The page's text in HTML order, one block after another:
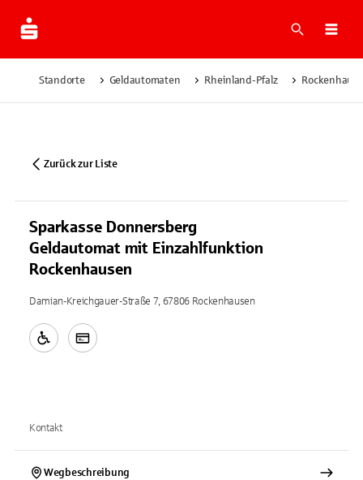
Suche
Standorte Geldautomaten Rheinland-Pfalz
Zurück zur Liste
Sparkasse Donnersberg
Geldautomat mit Einzahlfunktion
Rockenhausen
Damian-Kreichgauer-Straße 7, 67806 Rockenhausen
Kontakt
Wegbeschreibung